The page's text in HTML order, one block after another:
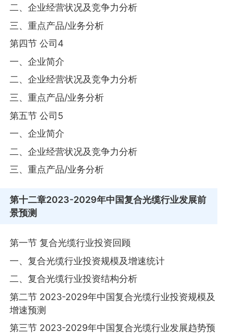
二、企业经营状况及竞争力分析
三、重点产品/业务分析
第四节 公司4
一、企业简介
二、企业经营状况及竞争力分析
三、重点产品/业务分析
第五节 公司5
一、企业简介
二、企业经营状况及竞争力分析
三、重点产品/业务分析
第十二章2023-2029年中国复合光缆行业发展前
景预测
第一节 复合光缆行业投资回顾
一、复合光缆行业投资规模及增速统计
二、复合光缆行业投资结构分析
第二节 2023-2029年中国复合光缆行业投资规模及
增速预测
第三节 2023-2029年中国复合光缆行业发展趋势预